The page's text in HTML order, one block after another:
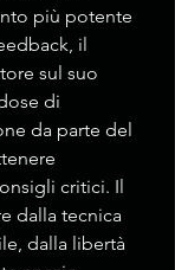
più potente
il
sul suo
di
da parte del
critici. Il
dalla tecnica
dalla libertà